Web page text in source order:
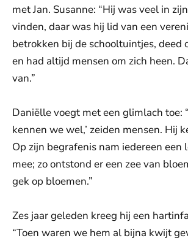
met Jan. Susanne: “Hij was veel in
vinden, daar was hij lid van een
betrokken bij de schooltuintjes, deed
en had altijd mensen om zich heen.
van.”
Daniëlle voegt met een glimlach toe:
kennen we wel,’ zeiden mensen. Hij
Op zijn begrafenis nam iedereen een
mee; zo ontstond er een zee van
gek op bloemen.”
Zes jaar geleden kreeg hij een
“Toen waren we hem al bijna kwijt